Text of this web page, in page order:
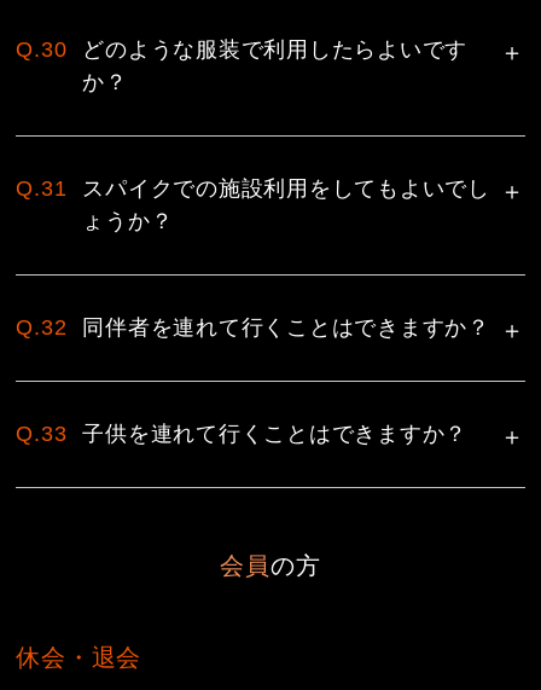
Q.30
どのような服装で利用したらよいです
か？
Q.31
スパイクでの施設利用をしてもよいでし
ょうか？
Q.32 同伴者を連れて行くことはできますか？
Q.33 子供を連れて行くことはできますか？
会員の方
休会・退会